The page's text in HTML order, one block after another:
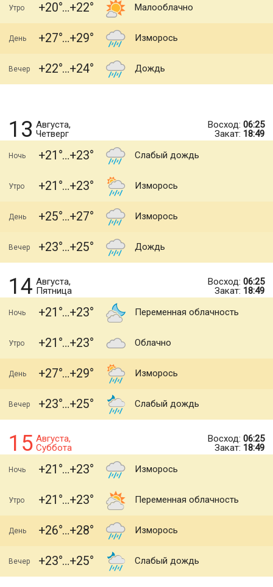
Утро +20 +22 Малооблачно
День +27 +29 Изморось
Вечер +22 +24 Дождь
13 Августа,
Четверг
Восход: 06:25
Закат: 18:49
Ночь +21 +23 Слабый дождь
Утро +21 +23 Изморось
День +25 +27 Изморось
Вечер +23 +25 Дождь
14 Августа,
Пятница
Восход: 06:25
Закат: 18:49
Ночь +21 +23 Переменная облачность
Утро +21 +23 Облачно
День +27 +29 Изморось
Вечер +23 +25 Слабый дождь
15 Августа,
Суббота
Восход: 06:25
Закат: 18:49
Ночь +21 +23 Изморось
Утро +21 +23 Переменная облачность
День +26 +28 Изморось
Вечер +23 +25 Слабый дождь